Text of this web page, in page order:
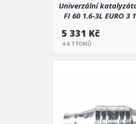
Univerzální
FI 60 1.6-3L EURO 3
5 331 Kč
4-6 TÝDNŮ